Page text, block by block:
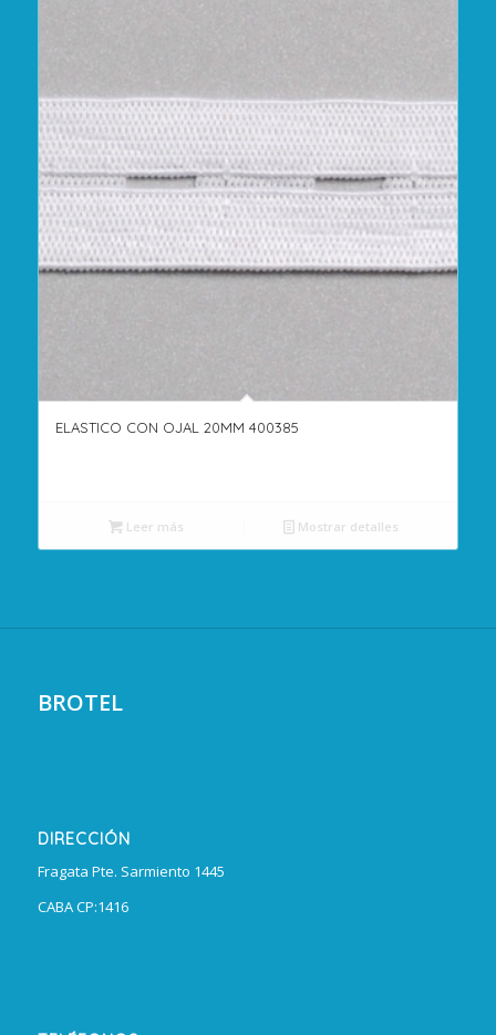
ELASTICO CON OJAL 20MM 400385
Leer más Mostrar detalles
BROTEL
DIRECCIÓN
Fragata Pte. Sarmiento 1445
CABA CP:1416